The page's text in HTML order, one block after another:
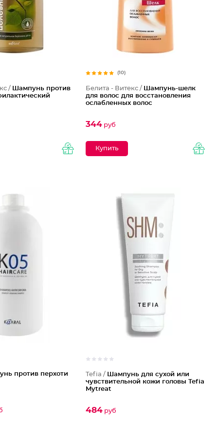
/ Шампунь против
(10)
Белита - Витекс / Шампунь-шелк
для волос для восстановления
ослабленных волос
344руб
против перхоти Tefia / Шампунь для сухой или
чувствительной кожи головы Tefia
Mytreat
484руб